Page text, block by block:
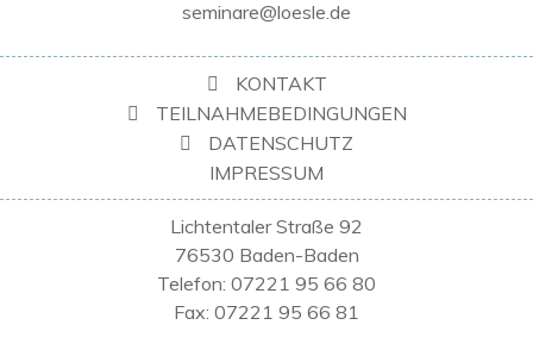
seminare@loesle.de
KONTAKT
TEILNAHMEBEDINGUNGEN
DATENSCHUTZ
IMPRESSUM
Lichtentaler Straße 92
76530 Baden-Baden
Telefon: 07221 95 66 80
Fax: 07221 95 66 81